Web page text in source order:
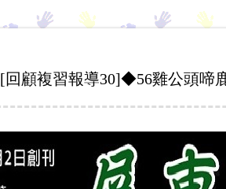
[回顧複習報導30]◆56雞公頭啼